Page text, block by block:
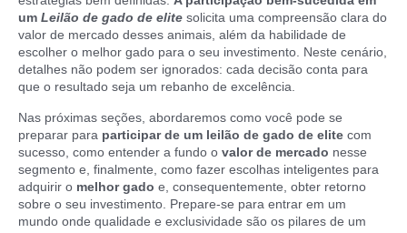
um Leilão de gado de elite solicita uma compreensão clara do
valor de mercado desses animais, além da habilidade de
escolher o melhor gado para o seu investimento. Neste cenário,
detalhes não podem ser ignorados: cada decisão conta para
que o resultado seja um rebanho de excelência.
Nas próximas seções, abordaremos como você pode se
preparar para participar de um leilão de gado de elite com
sucesso, como entender a fundo o valor de mercado nesse
segmento e, finalmente, como fazer escolhas inteligentes para
adquirir o melhor gado e, consequentemente, obter retorno
sobre o seu investimento. Prepare-se para entrar em um
mundo onde qualidade e exclusividade são os pilares de um